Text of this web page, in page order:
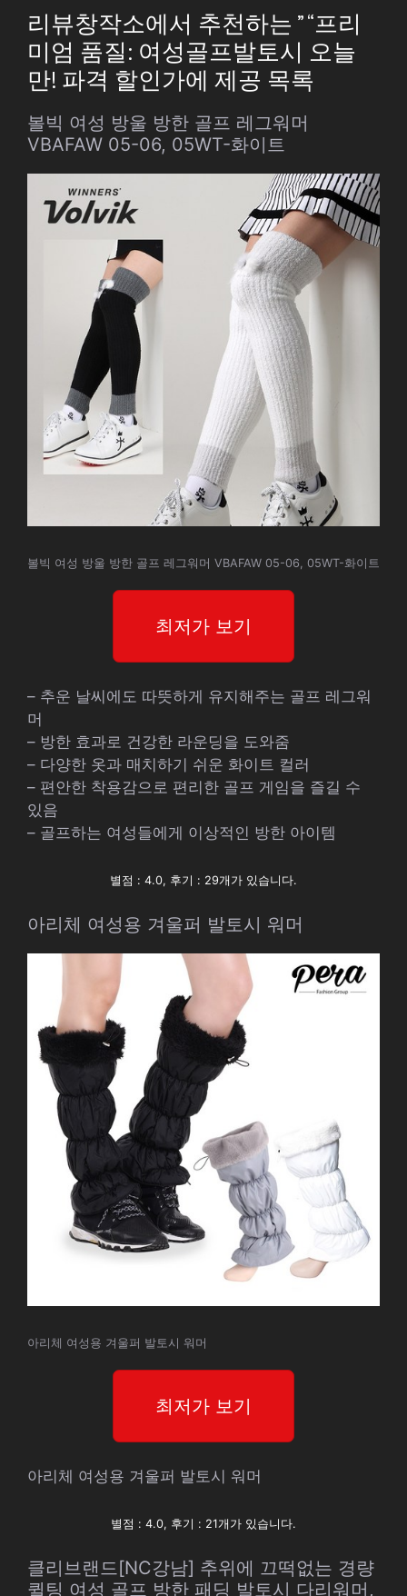
리뷰창작소에서 추천하는 ” “프리
미엄 품질: 여성골프발토시 오늘
만! 파격 할인가에 제공 목록
볼빅 여성 방울 방한 골프 레그워머
VBAFAW 05-06, 05WT-화이트
볼빅 여성 방울 방한 골프 레그워머 VBAFAW 05-06, 05WT-화이트
최저가 보기
– 추운 날씨에도 따뜻하게 유지해주는 골프 레그워
머
– 방한 효과로 건강한 라운딩을 도와줌
– 다양한 옷과 매치하기 쉬운 화이트 컬러
– 편안한 착용감으로 편리한 골프 게임을 즐길 수
있음
– 골프하는 여성들에게 이상적인 방한 아이템
별점 : 4.0, 후기 : 29개가 있습니다.
아리체 여성용 겨울퍼 발토시 워머
아리체 여성용 겨울퍼 발토시 워머
최저가 보기
아리체 여성용 겨울퍼 발토시 워머
별점 : 4.0, 후기 : 21개가 있습니다.
클리브랜드[NC강남] 추위에 끄떡없는 경량
퀼팅 여성 골프 방한 패딩 발토시 다리워머,